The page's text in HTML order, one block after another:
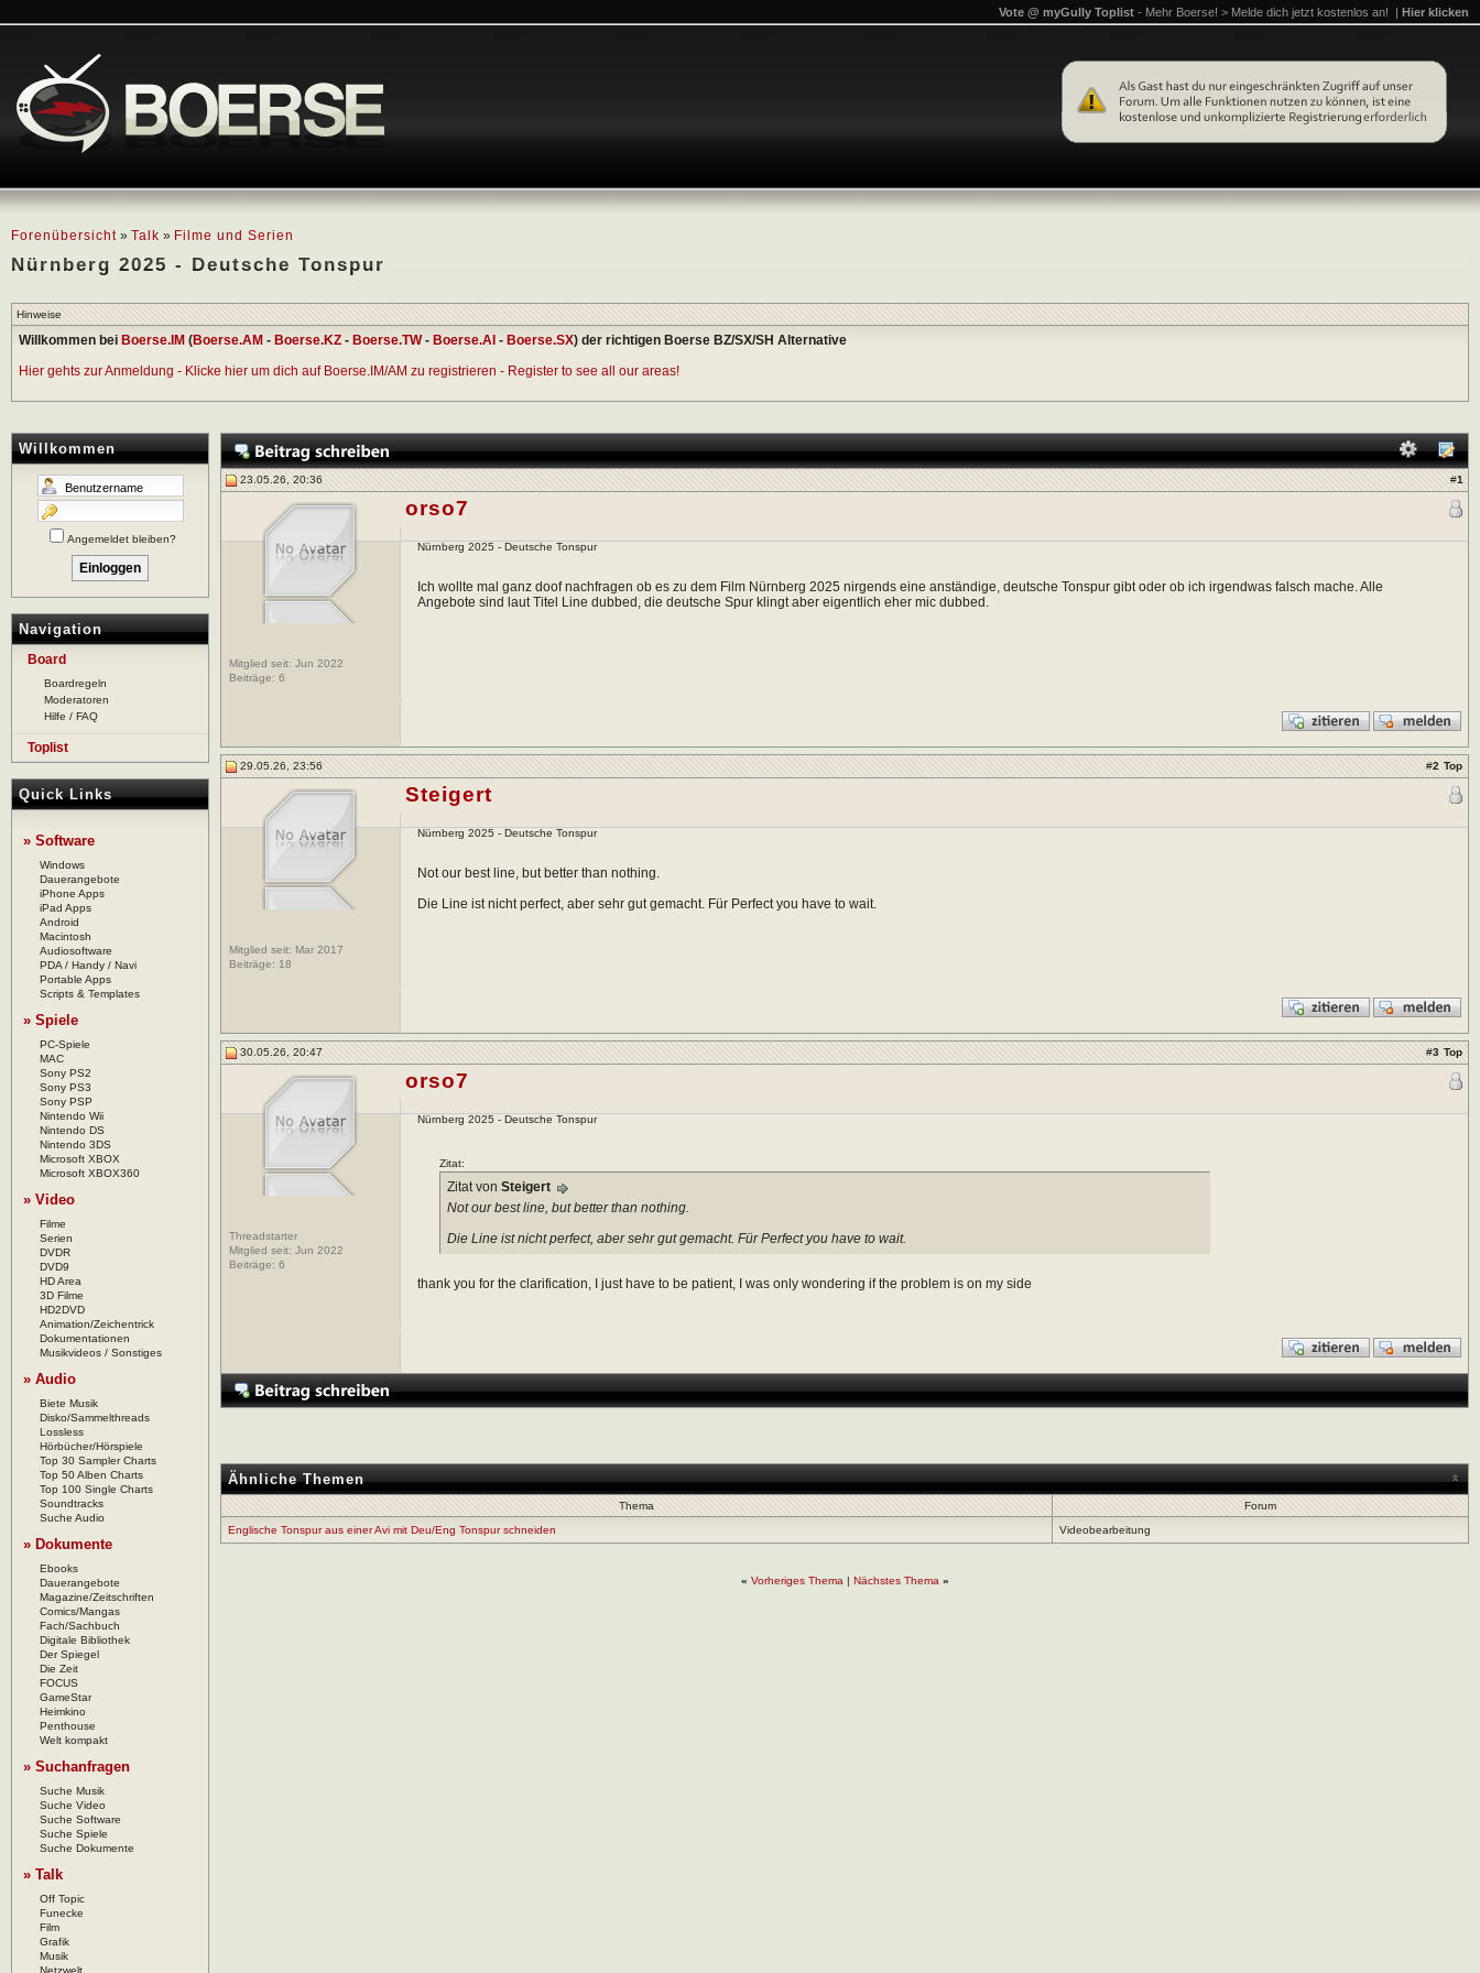
Forenübersicht » Talk » Filme und Serien
Nürnberg 2025 - Deutsche Tonspur
Vote @ myGully Toplist - Mehr Boerse! > Melde dich jetzt kostenlos an! | Hier klicken
Hinweise
Willkommen bei Boerse.IM (Boerse.AM - Boerse.KZ - Boerse.TW- Boerse.AI - Boerse.SX) der richtigen Boerse BZ/SX/SH Alternative
Hier gehts zur Anmeldung - Klicke hier um dich auf Boerse.IM/AM zu registrieren - Register to see all our areas!
Willkommen
Angemeldet bleiben?
Navigation
Board
Boardregeln
Moderatoren
Hilfe / FAQ
Toplist
Quick Links
» Software
Windows
Dauerangebote
iPhone Apps
iPad Apps
Android
Macintosh
Audiosoftware
PDA / Handy / Navi
Portable Apps
Scripts & Templates
» Spiele
PC-Spiele
MAC
Sony PS2
Sony PS3
Sony PSP
Nintendo Wii
Nintendo DS
Nintendo 3DS
Microsoft XBOX
Microsoft XBOX360
» Video
Filme
Serien
DVDR
DVD9
HD Area
3D Filme
HD2DVD
Animation/Zeichentrick
Dokumentationen
Musikvideos / Sonstiges
» Audio
Biete Musik
Disko/Sammelthreads
Lossless
Hörbücher/Hörspiele
Top 30 Sampler Charts
Top 50 Alben Charts
Top 100 Single Charts
Soundtracks
Suche Audio
» Dokumente
Ebooks
Dauerangebote
Magazine/Zeitschriften
Comics/Mangas
Fach/Sachbuch
Digitale Bibliothek
Der Spiegel
Die Zeit
FOCUS
GameStar
Heimkino
Penthouse
Welt kompakt
» Suchanfragen
Suche Musik
Suche Video
Suche Software
Suche Spiele
Suche Dokumente
» Talk
Off Topic
Funecke
Film
Grafik
Musik
23.05.26, 20:36 #1
Mitglied seit: Jun 2022
Beiträge: 6
orso7
Nürnberg 2025 - Deutsche Tonspur
Ich wollte mal ganz doof nachfragen ob es zu dem Film Nürnberg 2025 nirgends eine anständige, deutsche Tonspur gibt oder ob ich irgendwas falsch mache. Alle
Angebote sind laut Titel Line dubbed, die deutsche Spur klingt aber eigentlich eher mic dubbed.
29.05.26, 23:56 #2 Top
Mitglied seit: Mar 2017
Beiträge: 18
Steigert
Nürnberg 2025 - Deutsche Tonspur
Not our best line, but better than nothing.
Die Line ist nicht perfect, aber sehr gut gemacht. Für Perfect you have to wait.
30.05.26, 20:47 #3 Top
Threadstarter
Mitglied seit: Jun 2022
Beiträge: 6
orso7
Nürnberg 2025 - Deutsche Tonspur
Zitat:
Zitat von Steigert
Not our best line, but better than nothing.
Die Line ist nicht perfect, aber sehr gut gemacht. Für Perfect you have to wait.
thank you for the clarification, I just have to be patient, I was only wondering if the problem is on my side
Ähnliche Themen
Thema
Forum
Englische Tonspur aus einer Avi mit Deu/Eng Tonspur schneiden
Videobearbeitung
« Vorheriges Thema| Nächstes Thema »